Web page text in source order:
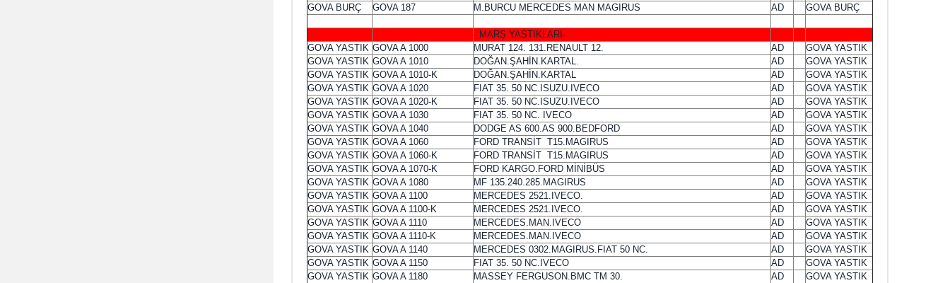
GOVA BURÇ
GOVA 187 M.BURCU MERCEDES MAN MAGIRUS AD GOVA BURÇ
- MARŞ YASTIKLARI-
GOVA YASTIK GOVA A 1000 MURAT 124. 131.RENAULT 12. AD
GOVA YASTIK
GOVA YASTIK GOVA A 1010 DOĞAN.ŞAHİN.KARTAL. AD
GOVA YASTIK
GOVA YASTIK GOVA A 1010-K DOĞAN.ŞAHİN.KARTAL AD
GOVA YASTIK
GOVA YASTIK GOVA A 1020 FIAT 35. 50 NC.ISUZU.IVECO AD
GOVA YASTIK
GOVA YASTIK GOVA A 1020-K FIAT 35. 50 NC.ISUZU.IVECO AD
GOVA YASTIK
GOVA YASTIK GOVA A 1030 FIAT 35. 50 NC. IVECO AD
GOVA YASTIK
GOVA YASTIK GOVA A 1040 DODGE AS 600.AS 900.BEDFORD AD
GOVA YASTIK
GOVA YASTIK GOVA A 1060 FORD TRANSİT T15.MAGIRUS AD
GOVA YASTIK
GOVA YASTIK GOVA A 1060-K FORD TRANSİT T15.MAGIRUS AD
GOVA YASTIK
GOVA YASTIK GOVA A 1070-K FORD KARGO.FORD MİNİBÜS AD
GOVA YASTIK
GOVA YASTIK GOVA A 1080 MF 135.240.285.MAGIRUS AD
GOVA YASTIK
GOVA YASTIK GOVA A 1100 MERCEDES 2521.IVECO. AD
GOVA YASTIK
GOVA YASTIK GOVA A 1100-K MERCEDES 2521.IVECO. AD
GOVA YASTIK
GOVA YASTIK GOVA A 1110 MERCEDES.MAN.IVECO AD
GOVA YASTIK
GOVA YASTIK GOVA A 1110-K MERCEDES.MAN.IVECO AD
GOVA YASTIK
GOVA YASTIK GOVA A 1140 MERCEDES 0302.MAGIRUS.FIAT 50 NC. AD
GOVA YASTIK
GOVA YASTIK GOVA A 1150 FIAT 35. 50 NC.IVECO AD
GOVA YASTIK
GOVA YASTIK GOVA A 1180 MASSEY FERGUSON.BMC TM 30. AD
GOVA YASTIK